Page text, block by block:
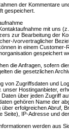
der Kommentare
gespeichert.
mit uns
zur Bearbeitung der
vorvertraglicher
in einem Customer-
gespeichert
die Anfragen, sofern
die gesetzlichen
von Zugriffsdaten und
unser Hostinganbieter,
über jeden Zugriff
gehören Name der
über erfolgreichen Abruf,
Seite), IP-Adresse und
werden aus